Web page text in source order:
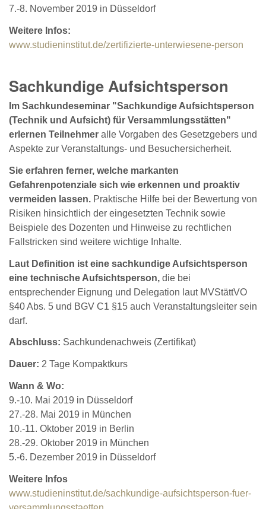
7.-8. November 2019 in Düsseldorf
Weitere Infos:
www.studieninstitut.de/zertifizierte-unterwiesene-person
Sachkundige Aufsichtsperson
Im Sachkundeseminar "Sachkundige Aufsichtsperson
(Technik und Aufsicht) für Versammlungsstätten"
erlernen Teilnehmer alle Vorgaben des Gesetzgebers und
Aspekte zur Veranstaltungs- und Besuchersicherheit.
Sie erfahren ferner, welche markanten
Gefahrenpotenziale sich wie erkennen und proaktiv
vermeiden lassen. Praktische Hilfe bei der Bewertung von
Risiken hinsichtlich der eingesetzten Technik sowie
Beispiele des Dozenten und Hinweise zu rechtlichen
Fallstricken sind weitere wichtige Inhalte.
Laut Definition ist eine sachkundige Aufsichtsperson
eine technische Aufsichtsperson, die bei
entsprechender Eignung und Delegation laut MVStättVO
§40 Abs. 5 und BGV C1 §15 auch Veranstaltungsleiter sein
darf.
Abschluss: Sachkundenachweis (Zertifikat)
Dauer: 2 Tage Kompaktkurs
Wann & Wo:
9.-10. Mai 2019 in Düsseldorf
27.-28. Mai 2019 in München
10.-11. Oktober 2019 in Berlin
28.-29. Oktober 2019 in München
5.-6. Dezember 2019 in Düsseldorf
Weitere Infos
www.studieninstitut.de/sachkundige-aufsichtsperson-fuer-